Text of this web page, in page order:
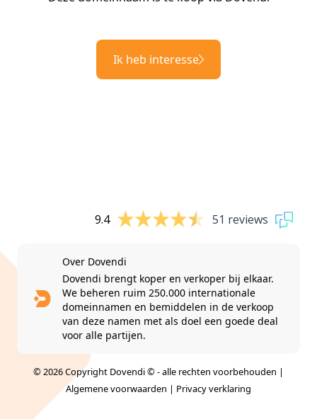
Ik heb interesse
9.4 51 reviews
Over Dovendi
Dovendi brengt koper en verkoper bij elkaar.
We beheren ruim 250.000 internationale
domeinnamen en bemiddelen in de verkoop
van deze namen met als doel een goede deal
voor alle partijen.
© 2026 Copyright Dovendi © - alle rechten voorbehouden |
Algemene voorwaarden | Privacy verklaring